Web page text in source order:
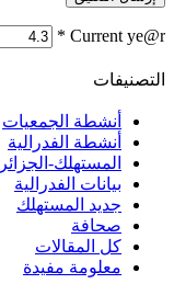
Current ye@r
*
التصنيفات
أنشطة الجمعيات
أنشطة الفدرالية
المستهلك-
بيانات الفدرالية
جديد المستهلك
صحافة
كل المقالات
معلومة مفيدة